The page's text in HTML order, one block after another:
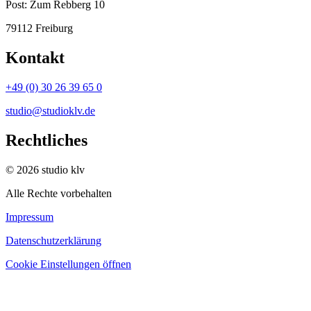
Post: Zum Rebberg 10
79112 Freiburg
Kontakt
+49 (0) 30 26 39 65 0
studio@studioklv.de
Rechtliches
© 2026 studio klv
Alle Rechte vorbehalten
Impressum
Datenschutzerklärung
Cookie Einstellungen öffnen